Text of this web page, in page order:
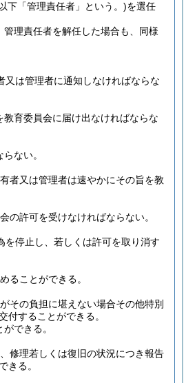
下「管理責任者」という。)を選任
管理責任者を解任した場合も、同様
は管理者に通知しなければならな
育委員会に届け出なければならな
ない。
者又は管理者は速やかにその旨を教
の許可を受けなければならない。
停止し、若しくは許可を取り消す
ることができる。
その負担に堪えない場合その他特別
することができる。
できる。
修理若しくは復旧の状況につき報告
きる。